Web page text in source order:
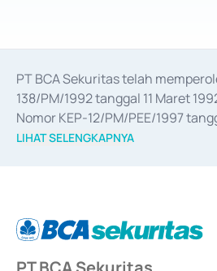
PT BCA Sekuritas telah
138/PM/1992 tanggal 11 Maret
Nomor KEP-12/PM/PEE/1997
merger, akuisisi, divestasi, dan
LIHAT SELENGKAPNYA